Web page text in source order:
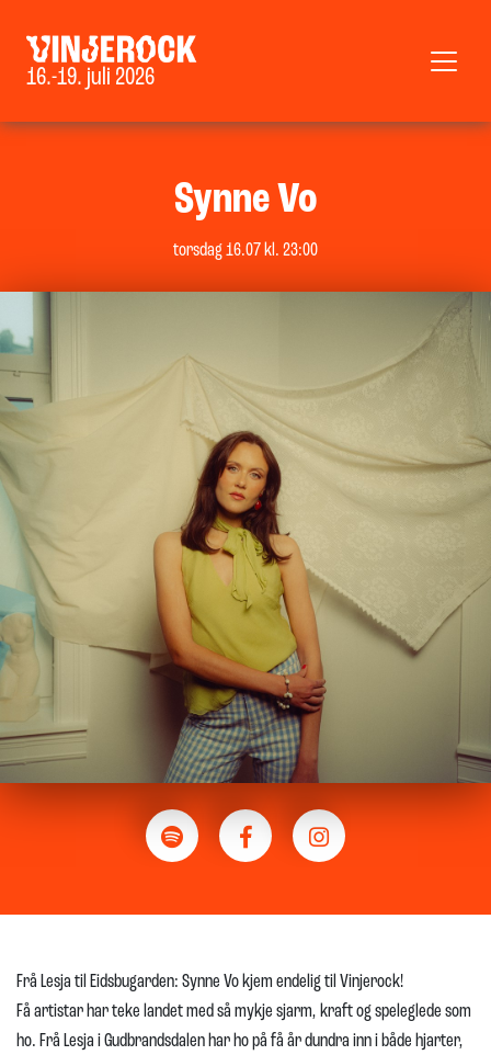
16.-19. juli 2026
Synne Vo
torsdag 16.07 kl. 23:00
Frå Lesja til Eidsbugarden: Synne Vo kjem endelig til Vinjerock!
Få artistar har teke landet med så mykje sjarm, kraft og speleglede som
ho. Frå Lesja i Gudbrandsdalen har ho på få år dundra inn i både hjarter,